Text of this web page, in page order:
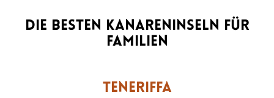
DIE BESTEN KANARENINSELN FÜR
FAMILIEN
TENERIFFA